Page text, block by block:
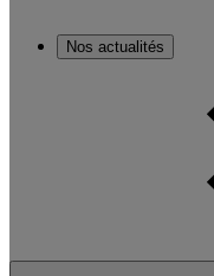
Nos actualités